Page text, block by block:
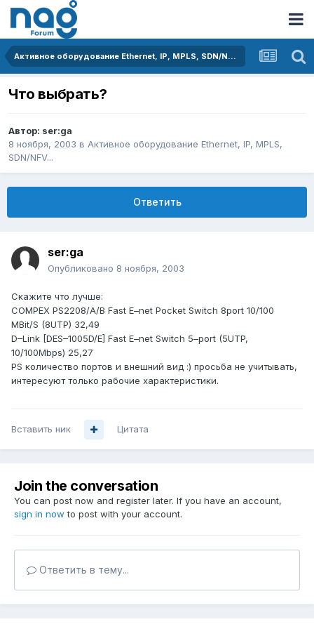
Активное оборудование Ethernet, IP, MPLS, SDN/NFV...
Что выбрать?
Автор: ser:ga
8 ноября, 2003 в Активное оборудование Ethernet, IP, MPLS,
SDN/NFV...
Ответить
ser:ga
Опубликовано 8 ноября, 2003
Скажите что лучше:
COMPEX PS2208/A/B Fast E–net Pocket Switch 8port 10/100
MBit/S (8UTP) 32,49
D–Link [DES–1005D/E] Fast E–net Switch 5–port (5UTP,
10/100Mbps) 25,27
PS количество портов и внешний вид :) просьба не учитывать,
интересуют только рабочие характеристики.
Вставить ник Цитата
Join the conversation
You can post now and register later. If you have an account,
sign in now to post with your account.
Ответить в тему...